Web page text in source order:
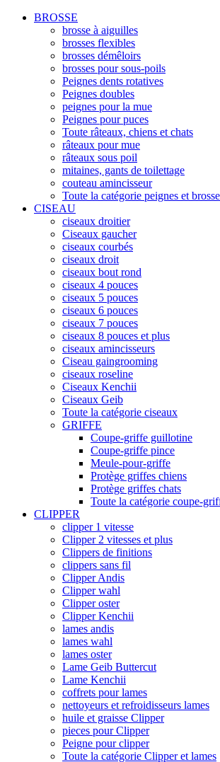
BROSSE
brosse à aiguilles
brosses flexibles
brosses démêloirs
brosses pour sous-poils
Peignes dents rotatives
Peignes doubles
peignes pour la mue
Peignes pour puces
Toute râteaux, chiens et chats
râteaux pour mue
râteaux sous poil
mitaines, gants de toilettage
couteau amincisseur
Toute la catégorie peignes et
CISEAU
ciseaux droitier
Ciseaux gaucher
ciseaux courbés
ciseaux droit
ciseaux bout rond
ciseaux 4 pouces
ciseaux 5 pouces
ciseaux 6 pouces
ciseaux 7 pouces
ciseaux 8 pouces et plus
ciseaux amincisseurs
Ciseau gaingrooming
ciseaux roseline
Ciseaux Kenchii
Ciseaux Geib
Toute la catégorie ciseaux
GRIFFE
Coupe-griffe guillotine
Coupe-griffe pince
Meule-pour-griffe
Protège griffes chiens
Protège griffes chats
Toute la catégorie coupe-
CLIPPER
clipper 1 vitesse
Clipper 2 vitesses et plus
Clippers de finitions
clippers sans fil
Clipper Andis
Clipper wahl
Clipper oster
Clipper Kenchii
lames andis
lames wahl
lames oster
Lame Geib Buttercut
Lame Kenchii
coffrets pour lames
nettoyeurs et refroidisseurs lames
huile et graisse Clipper
pieces pour Clipper
Peigne pour clipper
Toute la catégorie Clipper et lames